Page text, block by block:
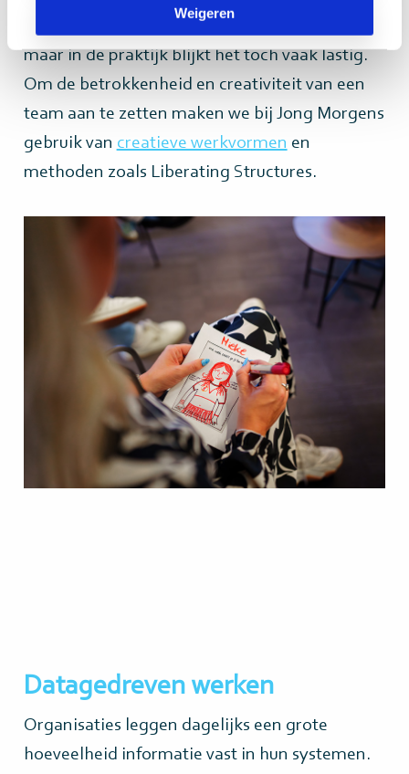
Weigeren
aanwezig zijn en meedoen. Het klinkt logisch,
maar in de praktijk blijkt het toch vaak lastig.
Om de betrokkenheid en creativiteit van een
team aan te zetten maken we bij Jong Morgens
gebruik van creatieve werkvormen en
methoden zoals Liberating Structures.
Datagedreven werken
Organisaties leggen dagelijks een grote
hoeveelheid informatie vast in hun systemen.